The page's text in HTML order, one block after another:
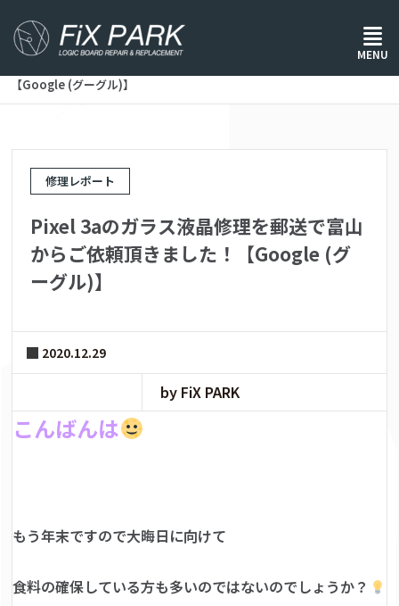
MENU
ホーム/ 修理レポート/
【Google (グーグル)】
修理レポート
Pixel 3aのガラス液晶修理を郵送で富山
からご依頼頂きました！【Google (グ
ーグル)】
2020.12.29
by FiX PARK
こんばんは
もう年末ですので大晦日に向けて
食料の確保している方も多いのではないのでしょうか？